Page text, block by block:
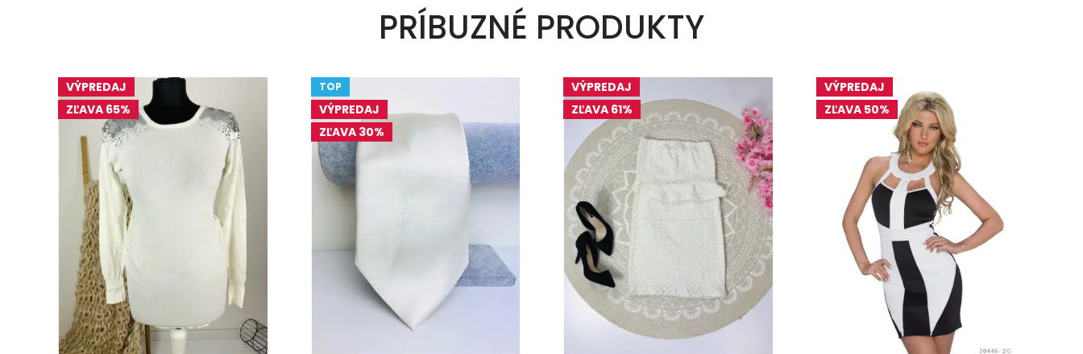
PRÍBUZNÉ PRODUKTY
VÝPREDAJ
ZĽAVA 65%
TOP
VÝPREDAJ
ZĽAVA 30%
VÝPREDAJ
ZĽAVA 61%
VÝPREDAJ
ZĽAVA 50%